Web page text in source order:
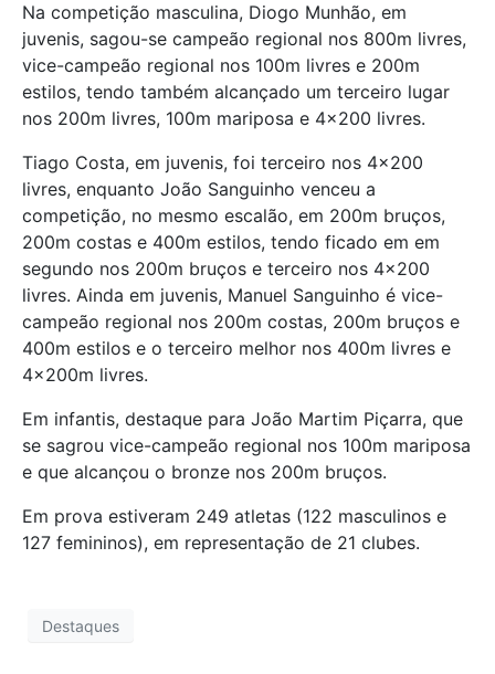
Na competição masculina, Diogo Munhão, em
juvenis, sagou-se campeão regional nos 800m livres,
vice-campeão regional nos 100m livres e 200m
estilos, tendo também alcançado um terceiro lugar
nos 200m livres, 100m mariposa e 4×200 livres.
Tiago Costa, em juvenis, foi terceiro nos 4×200
livres, enquanto João Sanguinho venceu a
competição, no mesmo escalão, em 200m bruços,
200m costas e 400m estilos, tendo ficado em em
segundo nos 200m bruços e terceiro nos 4×200
livres. Ainda em juvenis, Manuel Sanguinho é vice-
campeão regional nos 200m costas, 200m bruços e
400m estilos e o terceiro melhor nos 400m livres e
4x200m livres.
Em infantis, destaque para João Martim Piçarra, que
se sagrou vice-campeão regional nos 100m mariposa
e que alcançou o bronze nos 200m bruços.
Em prova estiveram 249 atletas (122 masculinos e
127 femininos), em representação de 21 clubes.
Destaques